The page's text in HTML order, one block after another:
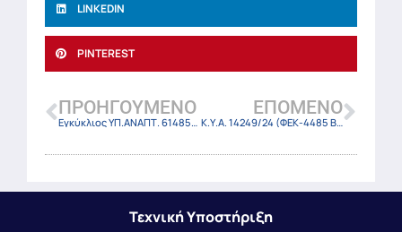
LINKEDIN
PINTEREST
ΠΡΟΗΓΟΎΜΕΝΟ
Εγκύκλιος ΥΠ.ΑΝΑΠΤ. 61485/1-8-24
ΕΠΌΜΕΝΟ
Κ.Υ.Α. 14249/24 (ΦΕΚ-4485 Β/31-7-24)
Τεχνική Υποστήριξη